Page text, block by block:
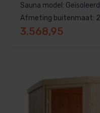
Sauna model:
Afmeting buitenmaat:
3.568,95